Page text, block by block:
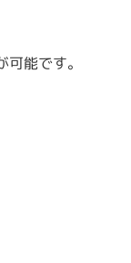
能です。